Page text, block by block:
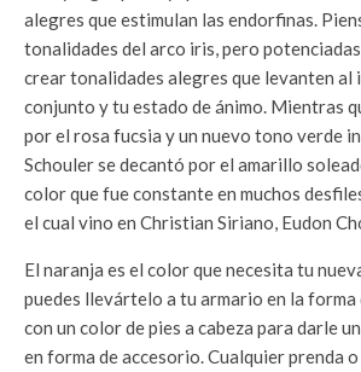
alegres que estimulan las endorfinas.
tonalidades del arco iris, pero
crear tonalidades alegres que levanten al
conjunto y tu estado de ánimo. Mientras
por el rosa fucsia y un nuevo tono verde
Schouler se decantó por el amarillo
color que fue constante en muchos
el cual vino en Christian Siriano, Eudon
El naranja es el color que necesita tu
puedes llevártelo a tu armario en la forma
con un color de pies a cabeza para darle
en forma de accesorio. Cualquier prenda